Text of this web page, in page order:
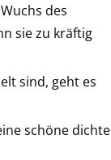
des
sie zu kräftig
sind, geht es
schöne dichte